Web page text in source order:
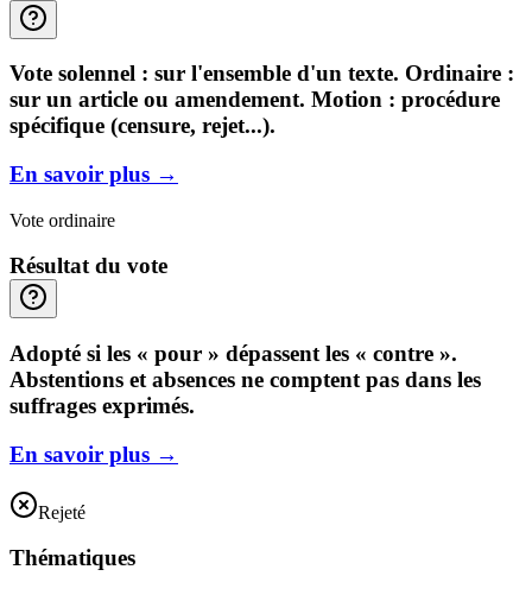
Vote solennel : sur l'ensemble d'un texte. Ordinaire :
sur un article ou amendement. Motion : procédure
spécifique (censure, rejet...).
En savoir plus →
Vote ordinaire
Résultat du vote
Adopté si les « pour » dépassent les « contre ».
Abstentions et absences ne comptent pas dans les
suffrages exprimés.
En savoir plus →
Rejeté
Thématiques